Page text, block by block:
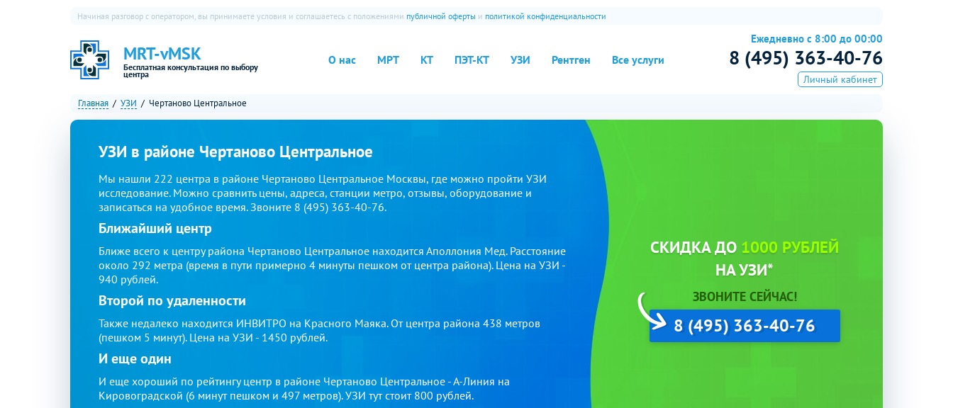
MRT-vMSK
Бесплатная консультация по выбору
центра
О нас МРТ КТ ПЭТ-КТ УЗИ Рентген Все услуги
Начиная разговор с оператором, вы принимаете условия и соглашаетесь с положениями публичной оферты и политикой конфиденциальности
Ежедневно с 8:00 до 00:00
8 (495) 363-40-76
Личный кабинет
Главная УЗИ Чертаново Центральное
УЗИ в районе Чертаново Центральное
Мы нашли 222 центра в районе Чертаново Центральное Москвы, где можно пройти УЗИ
исследование. Можно сравнить цены, адреса, станции метро, отзывы, оборудование и
записаться на удобное время. Звоните 8 (495) 363-40-76.
Ближайший центр
Ближе всего к центру района Чертаново Центральное находится Аполлония Мед. Расстояние
около 292 метра (время в пути примерно 4 минуты пешком от центра района). Цена на УЗИ -
940 рублей.
Второй по удаленности
Также недалеко находится ИНВИТРО на Красного Маяка. От центра района 438 метров
(пешком 5 минут). Цена на УЗИ - 1450 рублей.
И еще один
И еще хороший по рейтингу центр в районе Чертаново Центральное - А-Линия на
Кировоградской (6 минут пешком и 497 метров). УЗИ тут стоит 800 рублей.
СКИДКА ДО 1000 РУБЛЕЙ
НА УЗИ*
ЗВОНИТЕ СЕЙЧАС!
8 (495) 363-40-76